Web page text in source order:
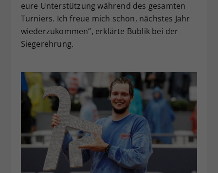
eure Unterstützung während des gesamten
Turniers. Ich freue mich schon, nächstes Jahr
wiederzukommen“, erklärte Bublik bei der
Siegerehrung.